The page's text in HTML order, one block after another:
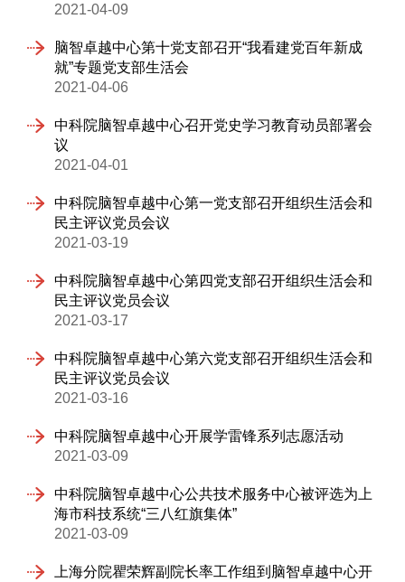
2021-04-09
脑智卓越中心第十党支部召开“我看建党百年新成
就”专题党支部生活会
2021-04-06
中科院脑智卓越中心召开党史学习教育动员部署会
议
2021-04-01
中科院脑智卓越中心第一党支部召开组织生活会和
民主评议党员会议
2021-03-19
中科院脑智卓越中心第四党支部召开组织生活会和
民主评议党员会议
2021-03-17
中科院脑智卓越中心第六党支部召开组织生活会和
民主评议党员会议
2021-03-16
中科院脑智卓越中心开展学雷锋系列志愿活动
2021-03-09
中科院脑智卓越中心公共技术服务中心被评选为上
海市科技系统“三八红旗集体”
2021-03-09
上海分院瞿荣辉副院长率工作组到脑智卓越中心开